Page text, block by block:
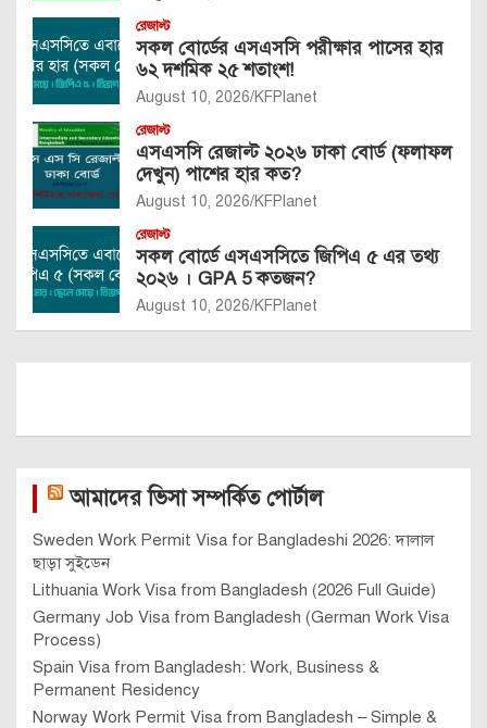
রেজাল্ট
সকল বোর্ডের এসএসসি পরীক্ষার পাসের হার
৬২ দশমিক ২৫ শতাংশ!
August 10, 2026 KFPlanet
রেজাল্ট
এসএসসি রেজাল্ট ২০২৬ ঢাকা বোর্ড (ফলাফল
দেখুন) পাশের হার কত?
August 10, 2026 KFPlanet
রেজাল্ট
সকল বোর্ডে এসএসসিতে জিপিএ ৫ এর তথ্য
২০২৬ । GPA 5 কতজন?
August 10, 2026 KFPlanet
আমাদের ভিসা সম্পর্কিত পোর্টাল
Sweden Work Permit Visa for Bangladeshi 2026: দালাল
ছাড়া সুইডেন
Lithuania Work Visa from Bangladesh (2026 Full Guide)
Germany Job Visa from Bangladesh (German Work Visa
Process)
Spain Visa from Bangladesh: Work, Business &
Permanent Residency
Norway Work Permit Visa from Bangladesh – Simple &